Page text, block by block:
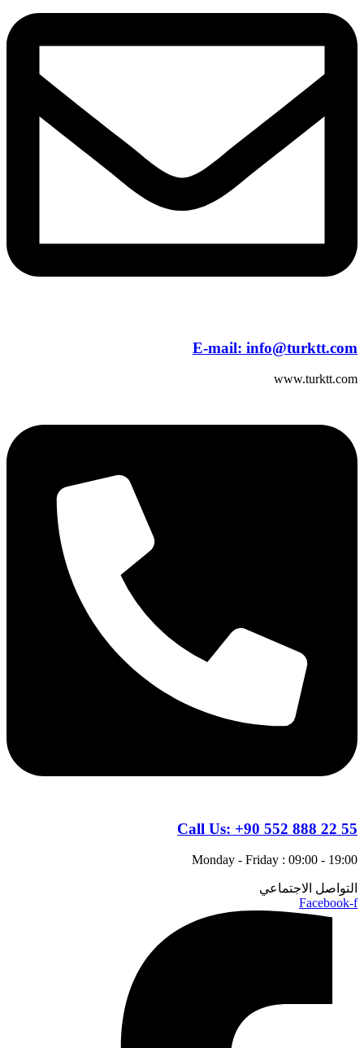
E-mail: info@turktt.com
www.turktt.com
Call Us: +90 552 888 22 55
Monday - Friday : 09:00 - 19:00
التواصل الاجتماعي
Facebook-f